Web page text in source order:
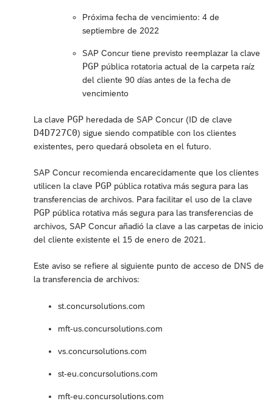
Próxima fecha de vencimiento: 4 de
septiembre de 2022
SAP Concur tiene previsto reemplazar la clave
PGP pública rotatoria actual de la carpeta raíz
del cliente 90 días antes de la fecha de
vencimiento
La clave PGP heredada de SAP Concur (ID de clave
D4D727C0) sigue siendo compatible con los clientes
existentes, pero quedará obsoleta en el futuro.
SAP Concur recomienda encarecidamente que los clientes
utilicen la clave PGP pública rotativa más segura para las
transferencias de archivos. Para facilitar el uso de la clave
PGP pública rotativa más segura para las transferencias de
archivos, SAP Concur añadió la clave a las carpetas de inicio
del cliente existente el 15 de enero de 2021.
Este aviso se refiere al siguiente punto de acceso de DNS de
la transferencia de archivos:
st.concursolutions.com
mft-us.concursolutions.com
vs.concursolutions.com
st-eu.concursolutions.com
mft-eu.concursolutions.com